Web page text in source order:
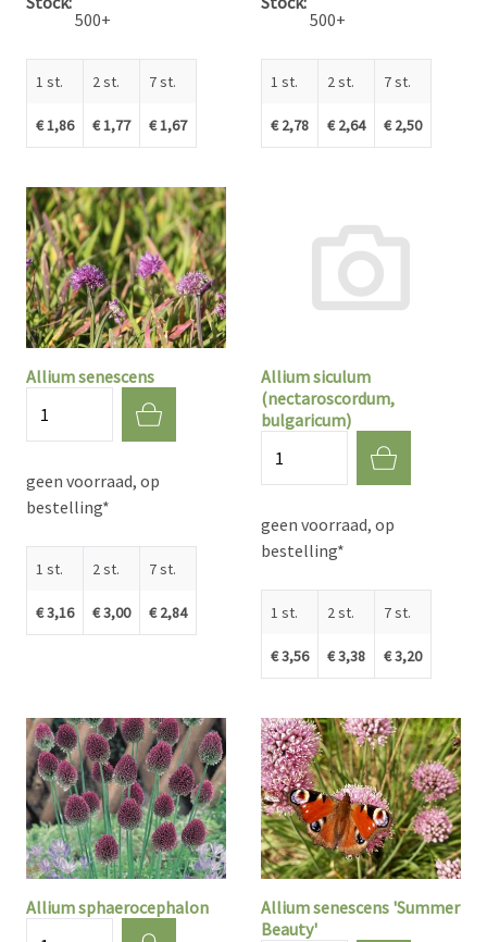
500+
1 st.
€ 1,86
2 st.
€ 1,77
7 st.
€ 1,67
500+
1 st.
€ 2,78
2 st.
€ 2,64
7 st.
€ 2,50
Allium senescens
geen voorraad, op
bestelling*
1 st.
€ 3,16
2 st.
€ 3,00
7 st.
€ 2,84
Allium siculum
(nectaroscordum,
bulgaricum)
geen voorraad, op
bestelling*
1 st.
€ 3,56
2 st.
€ 3,38
7 st.
€ 3,20
Allium sphaerocephalon
Allium senescens 'Summer
Beauty'